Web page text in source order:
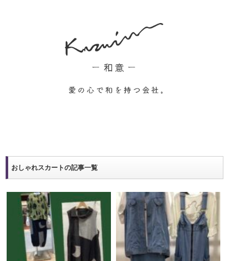
おしゃれスカートの記事一覧